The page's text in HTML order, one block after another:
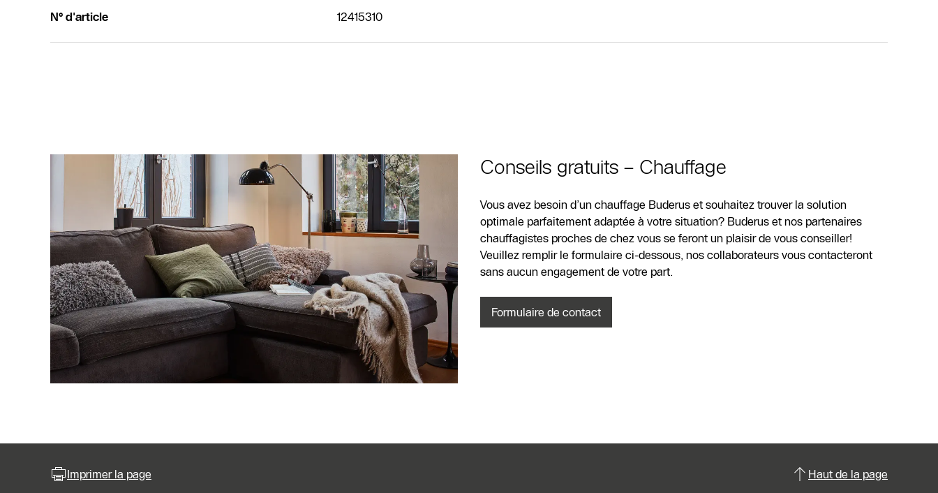
N° d'article 12415310
Conseils gratuits – Chauffage
Vous avez besoin d’un chauffage Buderus et souhaitez trouver la solution
optimale parfaitement adaptée à votre situation? Buderus et nos partenaires
chauffagistes proches de chez vous se feront un plaisir de vous conseiller!
Veuillez remplir le formulaire ci-dessous, nos collaborateurs vous contacteront
sans aucun engagement de votre part.
Formulaire de contact
Contact
Recherche de
partenaires
spécialisés
chauffagiste
Formulaire de
contact
Imprimer la page Haut de la page